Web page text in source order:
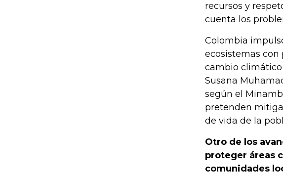
recursos y
cuenta los
Colombia
ecosistemas con
cambio
Susana
según el
pretenden
de vida de la
Otro de los
proteger áreas
comunidades